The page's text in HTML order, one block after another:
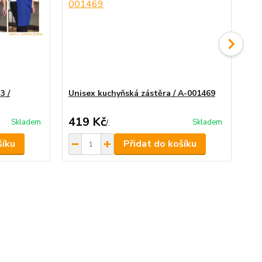
/
Skladem
Unisex kuchyňská zástěra / A-001469
419 Kč/. Skladem
Přidat do košíku